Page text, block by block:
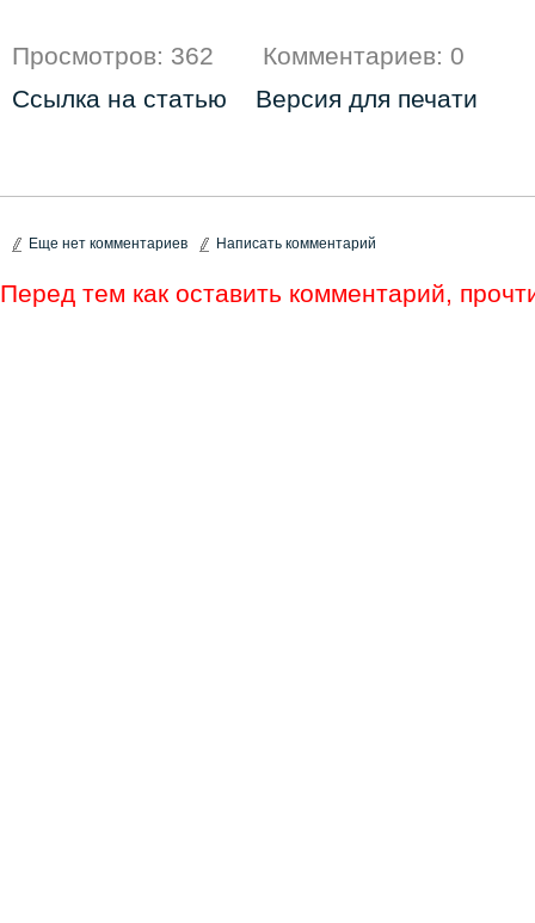
Просмотров: 362
Комментариев: 0
Ссылка на статью
Версия для печати
Еще нет комментариев Написать комментарий
Перед тем как оставить комментарий,